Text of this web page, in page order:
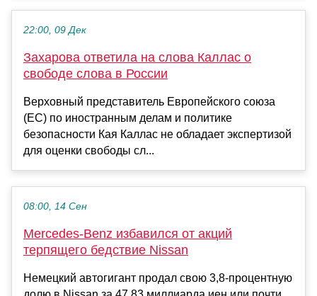
22:00, 09 Дек
Захарова ответила на слова Каллас о
свободе слова в России
Верховный представитель Европейского союза
(ЕС) по иностранным делам и политике
безопасности Кая Каллас не обладает экспертизой
для оценки свободы сл...
08:00, 14 Сен
Mercedes-Benz избавился от акций
терпящего бедствие Nissan
Немецкий автогигант продал свою 3,8-процентную